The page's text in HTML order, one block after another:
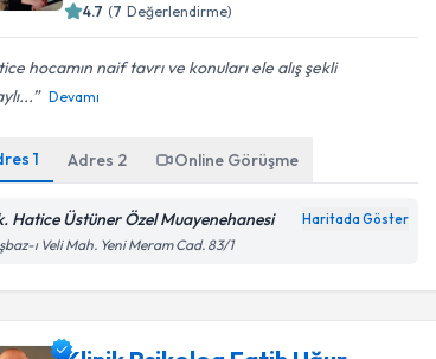
4.7 (7 Değerlendirme)
hocamın naif tavrı ve konuları ele alış şekli
Devamı
1 Adres 2 Online Görüşme
Hatice Üstüner Özel Muayenehanesi Haritada Göster
ı Veli Mah. Yeni Meram Cad. 83/1